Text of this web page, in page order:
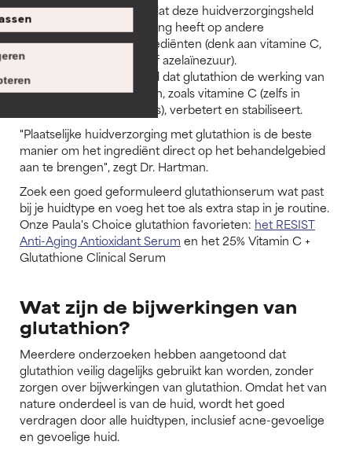
1. Er is geen bewijs dat deze huidverzorgingsheld
een slechte uitwerking heeft op andere
verhelderende ingrediënten (denk aan vitamine C,
liquorice, arbutine of azelaïnezuur).
2. Het is aangetoond dat glutathion de werking van
andere antioxidanten, zoals vitamine C (zelfs in
lagere concentraties), verbetert en stabiliseert.
"Plaatselijke huidverzorging met glutathion is de beste
manier om het ingrediënt direct op het behandelgebied
aan te brengen", zegt Dr. Hartman.
Zoek een goed geformuleerd glutathionserum wat past
bij je huidtype en voeg het toe als extra stap in je routine.
Onze Paula's Choice glutathion favorieten: het RESIST
Anti-Aging Antioxidant Serum en het 25% Vitamin C +
Glutathione Clinical Serum
Wat zijn de bijwerkingen van
glutathion?
Meerdere onderzoeken hebben aangetoond dat
glutathion veilig dagelijks gebruikt kan worden, zonder
zorgen over bijwerkingen van glutathion. Omdat het van
nature onderdeel is van de huid, wordt het goed
verdragen door alle huidtypen, inclusief acne-gevoelige
en gevoelige huid.